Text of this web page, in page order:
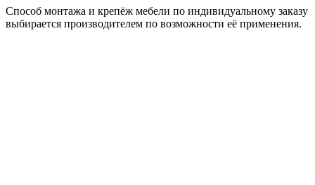
Способ монтажа и крепёж мебели по индивидуальному заказу
выбирается производителем по возможности её применения.